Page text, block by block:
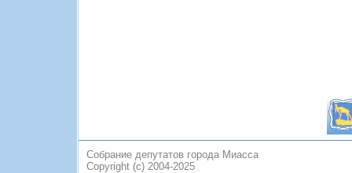
Собрание депутатов города Миасса
Copyright (c) 2004-2025